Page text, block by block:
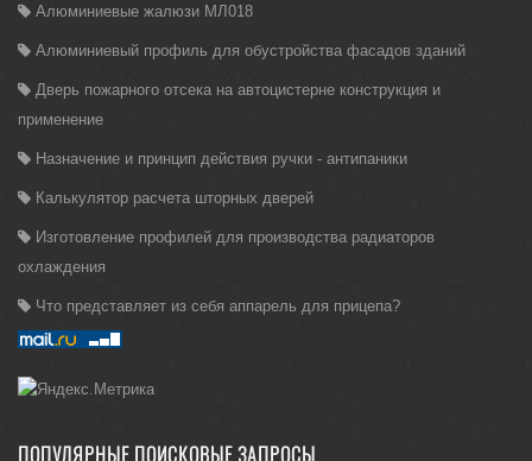
Алюминиевые жалюзи МЛ018
Алюминиевый профиль для обустройства фасадов зданий
Дверь пожарного отсека на автоцистерне конструкция и
применение
Назначение и принцип действия ручки - антипаники
Калькулятор расчета шторных дверей
Изготовление профилей для производства радиаторов
охлаждения
Что представляет из себя аппарель для прицепа?